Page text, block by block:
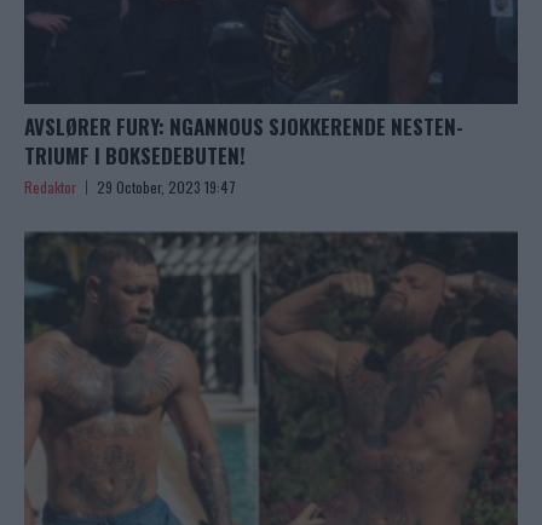
AVSLØRER FURY: NGANNOUS SJOKKERENDE NESTEN-
TRIUMF I BOKSEDEBUTEN!
Redaktor 29 October, 2023 19:47